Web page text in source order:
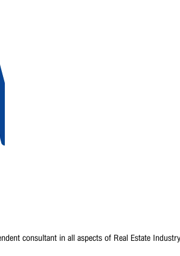
consultant in all aspects of Real Estate